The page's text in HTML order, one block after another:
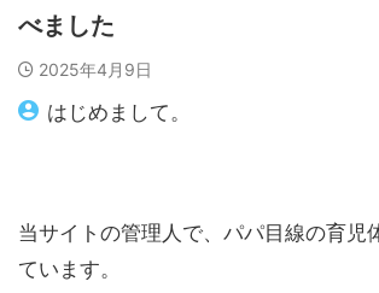
べました
2025年4月9日
はじめまして。
当サイトの管理人で、パパ目線の育児
ています。